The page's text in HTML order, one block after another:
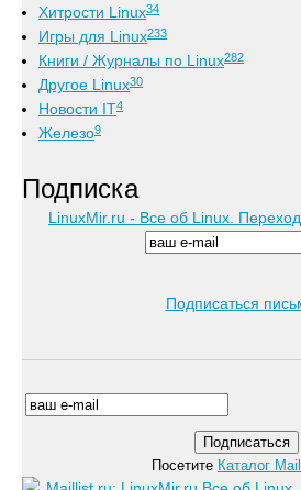
Хитрости Linux34
Игры для Linux233
Книги / Журналы по Linux282
Другое Linux30
Новости IT4
Железо9
Подписка
LinuxMir.ru - Все об Linux.
Подписаться
Посетите Каталог